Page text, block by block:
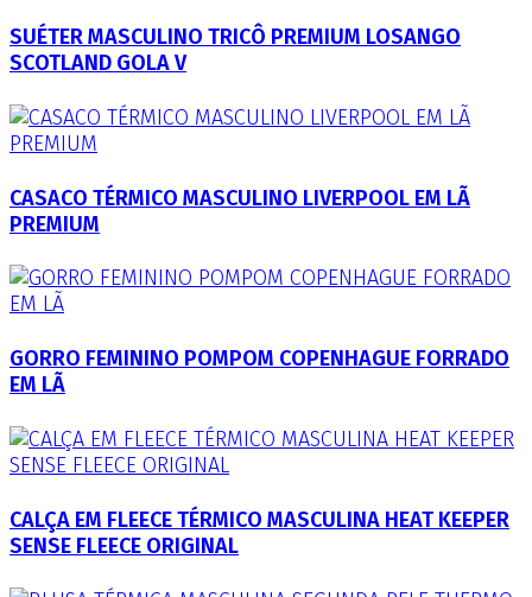
SUÉTER MASCULINO TRICÔ PREMIUM LOSANGO
SCOTLAND GOLA V
CASACO TÉRMICO MASCULINO LIVERPOOL EM LÃ
PREMIUM
GORRO FEMININO POMPOM COPENHAGUE FORRADO
EM LÃ
CALÇA EM FLEECE TÉRMICO MASCULINA HEAT KEEPER
SENSE FLEECE ORIGINAL